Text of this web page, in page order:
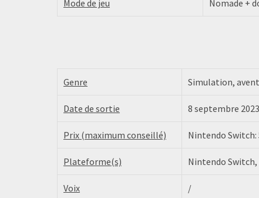
Mode de jeu Nomade +
Genre Simulation,
Date de sortie 8 septembre 2023
Prix (maximum conseillé) Nintendo Switch:
Plateforme(s) Nintendo Switch,
Voix /